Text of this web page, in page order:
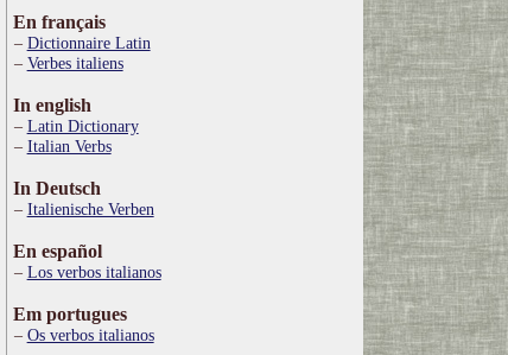
En français
Dictionnaire Latin
Verbes italiens
In english
Latin Dictionary
Italian Verbs
In Deutsch
Italienische Verben
En español
Los verbos italianos
Em portugues
Os verbos italianos